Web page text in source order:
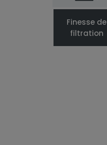
Finesse de
filtration